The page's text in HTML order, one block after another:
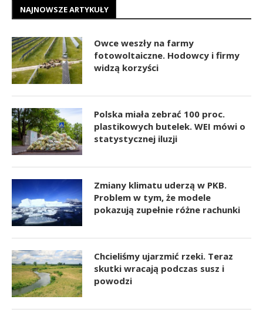
NAJNOWSZE ARTYKUŁY
Owce weszły na farmy
fotowoltaiczne. Hodowcy i firmy
widzą korzyści
Polska miała zebrać 100 proc.
plastikowych butelek. WEI mówi o
statystycznej iluzji
Zmiany klimatu uderzą w PKB.
Problem w tym, że modele
pokazują zupełnie różne rachunki
Chcieliśmy ujarzmić rzeki. Teraz
skutki wracają podczas susz i
powodzi